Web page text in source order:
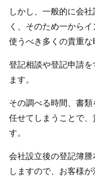
しかし、一般的に会
く、そのため一から
使うべき多くの貴重な
登記相談や登記申請
ます。
その調べる時間、書
任せてしまうことで
す。
会社設立後の登記簿
しますので、お客様